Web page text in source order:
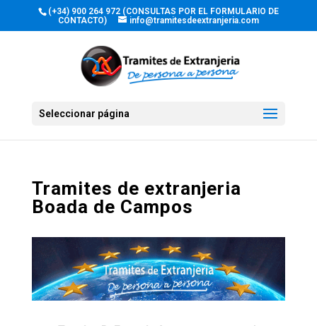
(+34) 900 264 972 (CONSULTAS POR EL FORMULARIO DE
CONTACTO)
info@tramitesdeextranjeria.com
Seleccionar página
Tramites de extranjeria
Boada de Campos